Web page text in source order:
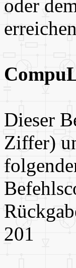
oder
Dieser
Ziffer)
201